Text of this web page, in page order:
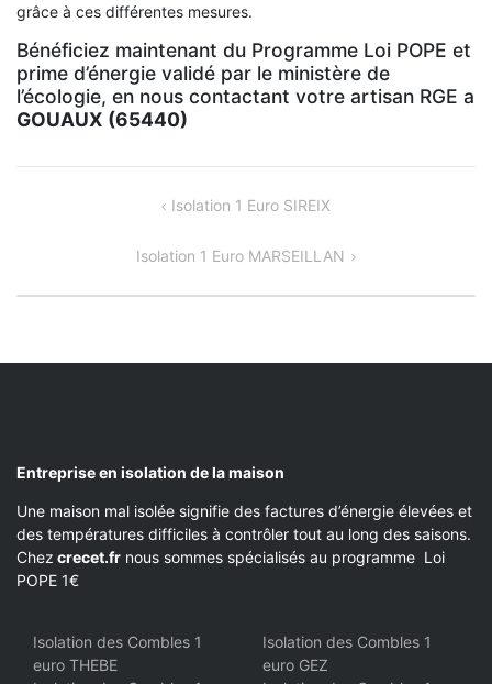
grâce à ces différentes mesures.
Bénéficiez maintenant du Programme Loi POPE et
prime d’énergie validé par le ministère de
l’écologie, en nous contactant votre artisan RGE a
GOUAUX (65440)
Isolation 1 Euro SIREIX
Isolation 1 Euro MARSEILLAN
Entreprise en isolation de la maison
Une maison mal isolée signifie des factures d’énergie élevées et
des températures difficiles à contrôler tout au long des saisons.
Chez crecet.fr nous sommes spécialisés au programme Loi
POPE 1€
Isolation des Combles 1
euro THEBE
Isolation des Combles 1
euro GEZ